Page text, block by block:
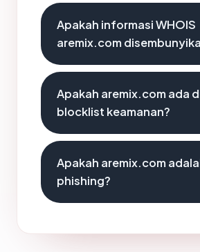
Apakah informasi WHOIS
aremix.com
Apakah aremix.com ada
blocklist keamanan?
Apakah aremix.com
phishing?